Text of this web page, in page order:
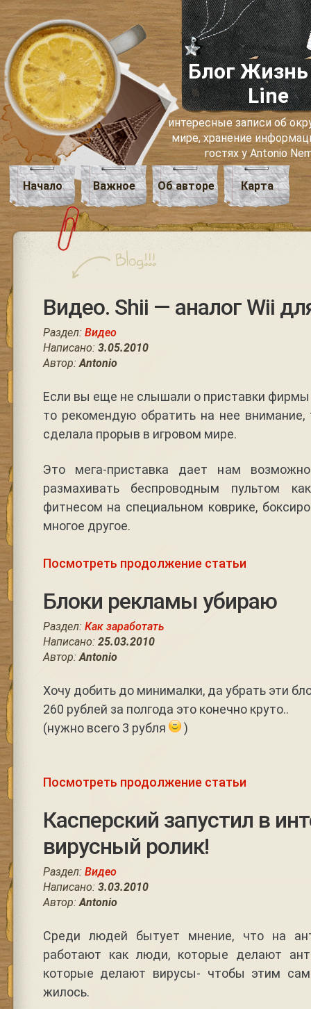
Блог Жизнь
Line
интересные записи об
мире, хранение
гостях у Antonio
Начало Важное Об авторе Карта
Видео. Shii — аналог Wii
Раздел: Видео
Написано: 3.05.2010
Автор:Antonio
Если вы еще не слышали о приставки фирмы
то рекомендую обратить на нее внимание,
сделала прорыв в игровом мире.
Это мега-приставка дает нам
размахивать беспроводным пультом
фитнесом на специальном коврике,
многое другое.
Посмотреть продолжение статьи
Блоки рекламы убираю
Раздел: Как заработать
Написано: 25.03.2010
Автор: Antonio
Хочу добить до минималки, да убрать эти
260 рублей за полгода это конечно круто..
(нужно всего 3 рубля
)
Посмотреть продолжение статьи
Касперский запустил в
вирусный ролик!
Раздел: Видео
Написано: 3.03.2010
Автор: Antonio
Среди людей бытует мнение, что на
работают как люди, которые делают
которые делают вирусы- чтобы этим
жилось.